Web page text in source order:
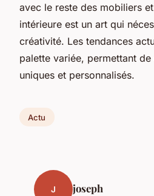
avec le reste des mobiliers
intérieure est un art qui
créativité. Les tendances
palette variée, permettant
uniques et personnalisés.
Actu
J joseph